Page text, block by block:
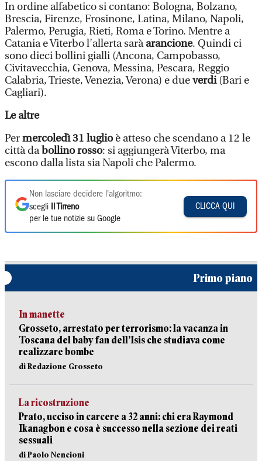
In ordine alfabetico si contano: Bologna, Bolzano,
Brescia, Firenze, Frosinone, Latina, Milano, Napoli,
Palermo, Perugia, Rieti, Roma e Torino. Mentre a
Catania e Viterbo l’allerta saràarancione. Quindi ci
sono dieci bollini gialli (Ancona, Campobasso,
Civitavecchia, Genova, Messina, Pescara, Reggio
Calabria, Trieste, Venezia, Verona) e dueverdi(Bari e
Cagliari).
Le altre
Permercoledì 31 luglioè atteso che scendano a 12 le
città da bollino rosso: si aggiungerà Viterbo, ma
escono dalla lista sia Napoli che Palermo.
Non lasciare decidere l'algoritmo:
scegli
Il Tirreno
per le tue notizie su Google
CLICCA QUI
Primo piano
In manette
Grosseto, arrestato per terrorismo: la vacanza in
Toscana del baby fan dell’Isis che studiava come
realizzare bombe
di Redazione Grosseto
La ricostruzione
Prato, ucciso in carcere a 32 anni: chi era Raymond
Ikanagbon e cosa è successo nella sezione dei reati
sessuali
di Paolo Nencioni